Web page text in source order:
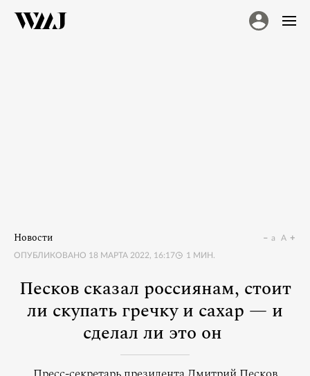
Новости
ОПУБЛИКОВАНО 18 МАРТА 2022, 16:17 1 МИН.
a A
Песков сказал россиянам, стоит
ли скупать гречку и сахар — и
сделал ли это он